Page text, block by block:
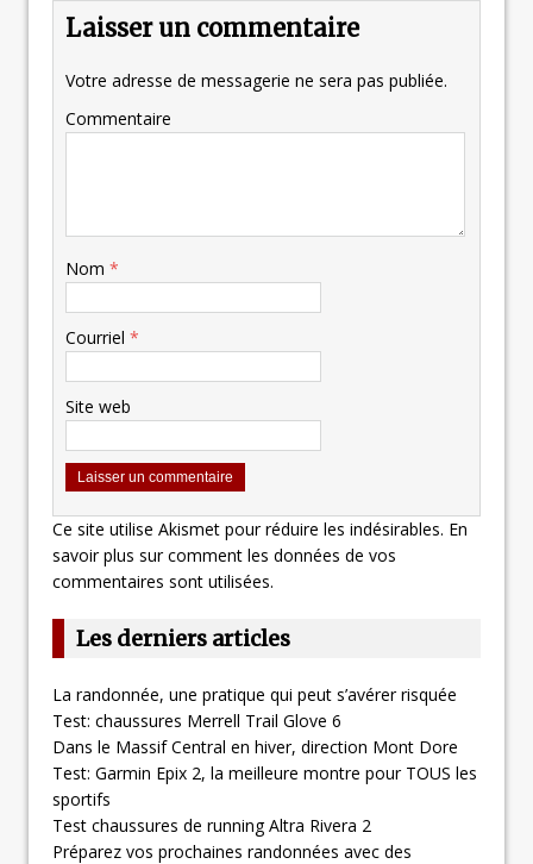
Laisser un commentaire
Votre adresse de messagerie ne sera pas publiée.
Commentaire
Nom *
Courriel *
Site web
Ce site utilise Akismet pour réduire les indésirables. En
savoir plus sur comment les données de vos
commentaires sont utilisées.
Les derniers articles
La randonnée, une pratique qui peut s’avérer risquée
Test: chaussures Merrell Trail Glove 6
Dans le Massif Central en hiver, direction Mont Dore
Test: Garmin Epix 2, la meilleure montre pour TOUS les
sportifs
Test chaussures de running Altra Rivera 2
Préparez vos prochaines randonnées avec des